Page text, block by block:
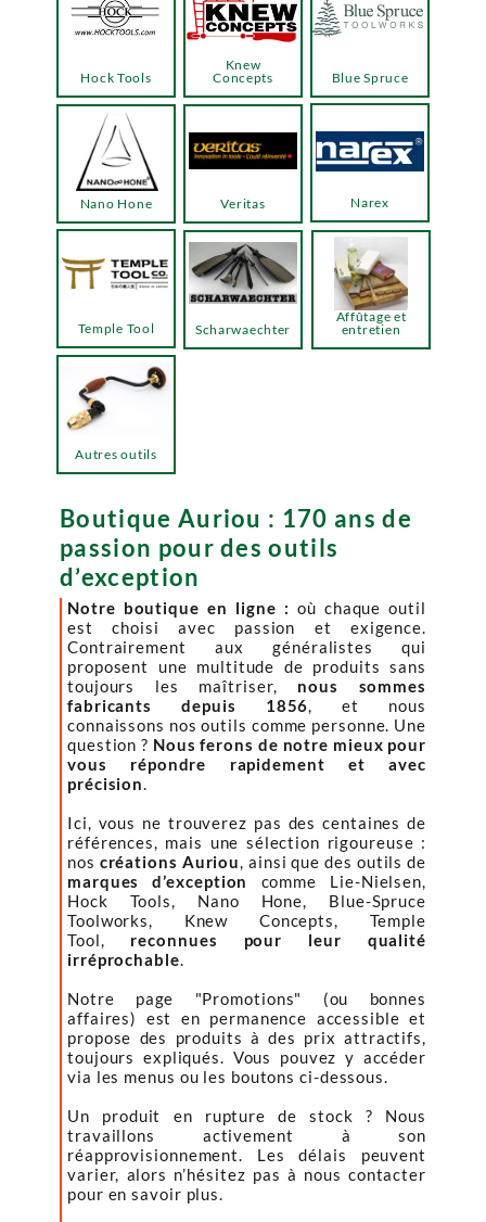
Boutique Auriou : 170 ans de
passion pour des outils
d’exception
Notre boutique en ligne : où chaque outil
est choisi avec passion et exigence.
Contrairement aux généralistes qui
proposent une multitude de produits sans
toujours les maîtriser, nous sommes
fabricants depuis 1856, et nous
connaissons nos outils comme personne. Une
question ? Nous ferons de notre mieux pour
vous répondre rapidement et avec
précision.
Ici, vous ne trouverez pas des centaines de
références, mais une sélection rigoureuse :
nos créations Auriou, ainsi que des outils de
marques d’exception
comme Lie-Nielsen,
Hock Tools, Nano Hone, Blue-Spruce
Toolworks, Knew Concepts, Temple
Tool, reconnues pour leur qualité
irréprochable.
Notre page "Promotions" (ou bonnes
affaires) est en permanence accessible et
propose des produits à des prix attractifs,
toujours expliqués. Vous pouvez y accéder
via les menus ou les boutons ci-dessous.
Un produit en rupture de stock ? Nous
travaillons activement à son
réapprovisionnement. Les délais peuvent
varier, alors n’hésitez pas à nous contacter
pour en savoir plus.
Hock Tools
Knew
Concepts
Temple Tool
Blue Spruce
Narex
Veritas
Nano Hone
Autres outils
Scharwaechter
Affûtage et
entretien